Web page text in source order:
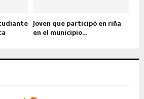
Joven que participó en riña
en el municipio...